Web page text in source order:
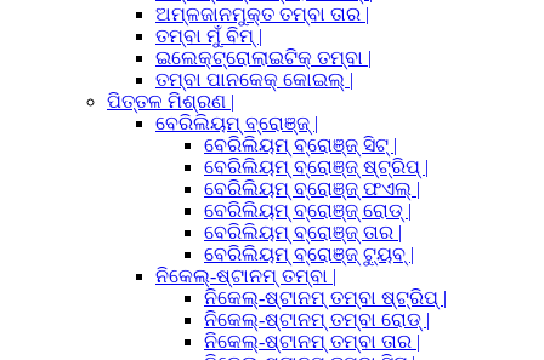
ଅମ୍ଳଜାନମୁକ୍ତ ତମ୍ବା ତାର |
ତମ୍ବା ମୁଁ ବିମ୍ |
ଇଲେକ୍ଟ୍ରୋଲାଇଟିକ୍ ତମ୍ବା |
ତମ୍ବା ପାନକେକ୍ କୋଇଲ୍ |
ପିତ୍ତଳ ମିଶ୍ରଣ |
ବେରିଲିୟମ୍ ବ୍ରୋଞ୍ଜ୍ |
ବେରିଲିୟମ୍ ବ୍ରୋଞ୍ଜ୍ ସିଟ୍ |
ବେରିଲିୟମ୍ ବ୍ରୋଞ୍ଜ୍ ଷ୍ଟ୍ରିପ୍ |
ବେରିଲିୟମ୍ ବ୍ରୋଞ୍ଜ୍ ଫଏଲ୍ |
ବେରିଲିୟମ୍ ବ୍ରୋଞ୍ଜ୍ ରୋଡ୍ |
ବେରିଲିୟମ୍ ବ୍ରୋଞ୍ଜ୍ ତାର |
ବେରିଲିୟମ୍ ବ୍ରୋଞ୍ଜ୍ ଟ୍ୟୁବ୍ |
ନିକେଲ୍-ଷ୍ଟାନମ୍ ତମ୍ବା |
ନିକେଲ୍-ଷ୍ଟାନମ୍ ତମ୍ବା ଷ୍ଟ୍ରିପ୍ |
ନିକେଲ୍-ଷ୍ଟାନମ୍ ତମ୍ବା ରୋଡ୍ |
ନିକେଲ୍-ଷ୍ଟାନମ୍ ତମ୍ବା ତାର |